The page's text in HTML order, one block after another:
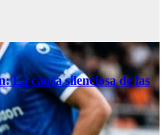
La causa silenciosa de las